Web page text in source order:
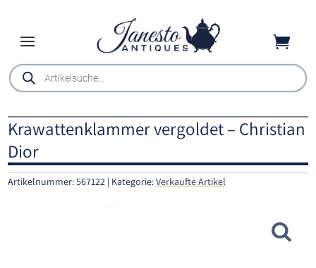

Products
search
Krawattenklammer vergoldet – Christian
Dior
Artikelnummer:567122 Kategorie:Verkaufte Artikel